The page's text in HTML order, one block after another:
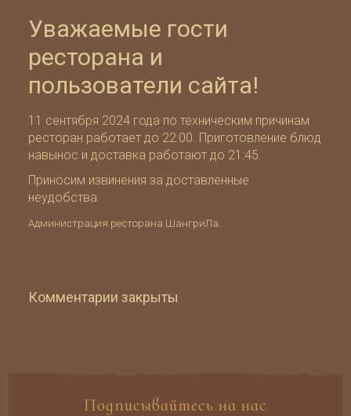
Уважаемые гости
ресторана и
пользователи сайта!
11 сентября 2024 года по техническим причинам
ресторан работает до 22:00. Приготовление блюд
навынос и доставка работают до 21:45.
Приносим извинения за доставленные
неудобства.
Администрация ресторана ШангриЛа.
Комментарии закрыты
Подписывайтесь на нас